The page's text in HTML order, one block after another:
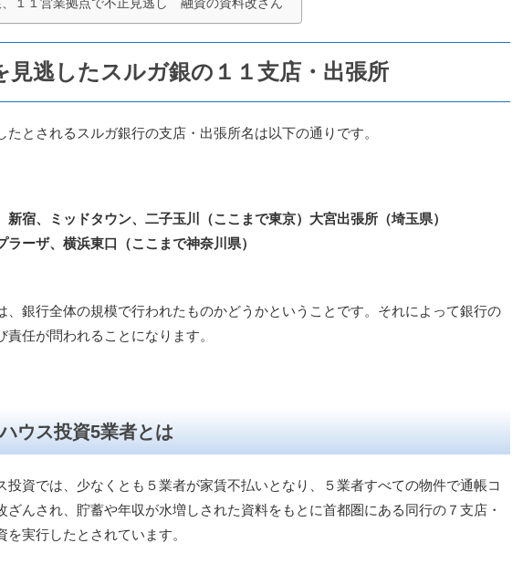
見逃したスルガ銀の１１支店・出張所
たとされるスルガ銀行の支店・出張所名は以下の通りです。
新宿、ミッドタウン、二子玉川（ここまで東京）大宮出張所（埼玉県）
ラーザ、横浜東口（ここまで神奈川県）
、銀行全体の規模で行われたものかどうかということです。それによって銀行の
責任が問われることになります。
ウス投資5業者とは
投資では、少なくとも５業者が家賃不払いとなり、５業者すべての物件で通帳コ
ざんされ、貯蓄や年収が水増しされた資料をもとに首都圏にある同行の７支店・
を実行したとされています。